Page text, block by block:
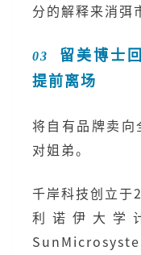
分的解释来消弭
03 留美博士
提前离场
将自有品牌卖
对姐弟。
千岸科技创立于
利诺伊大学